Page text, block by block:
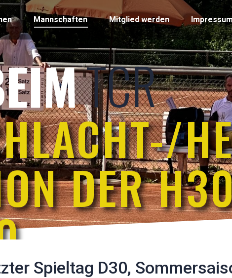
Mannschaften Mitglied werden
DER
TCR
Spieltag D30,